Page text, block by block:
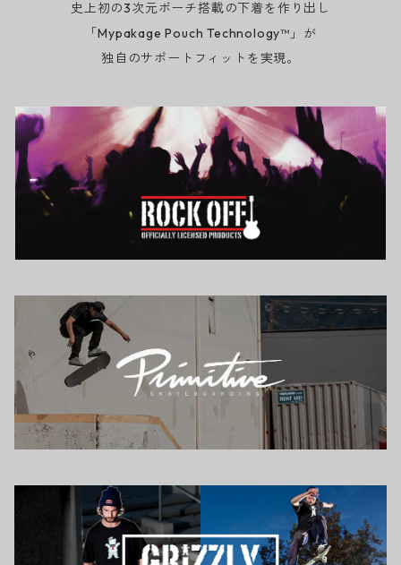
史上初の3次元ポーチ搭載の下着を作り出し
「Mypakage Pouch Technology™」が
独自のサポートフィットを実現。